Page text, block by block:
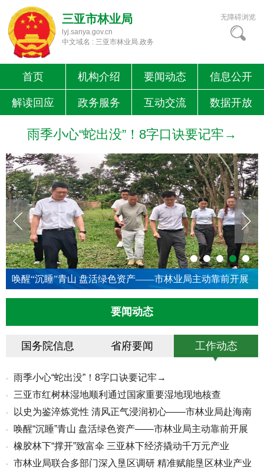
三亚市林业局
lyj.sanya.gov.cn
中文域名 : 三亚市林业局.政务
无障碍浏览
首页 机构介绍 要闻动态 信息公开
解读回应 政务服务 互动交流 数据开放
雨季小心“蛇出没”！8字口诀要记牢→
唤醒“沉睡”青山 盘活绿色资产——市林业局主动靠前开展
林权抵押融资对接服务
要闻动态
国务院信息 省府要闻 工作动态
• 雨季小心“蛇出没”！8字口诀要记牢→
• 三亚市红树林湿地顺利通过国家重要湿地现地核查
• 以史为鉴淬炼党性 清风正气浸润初心——市林业局赴海南
省党...
• 唤醒“沉睡”青山 盘活绿色资产——市林业局主动靠前开展
林...
• 橡胶林下“撑开”致富伞 三亚林下经济撬动千万元产业
• 市林业局联合多部门深入垦区调研 精准赋能垦区林业产业